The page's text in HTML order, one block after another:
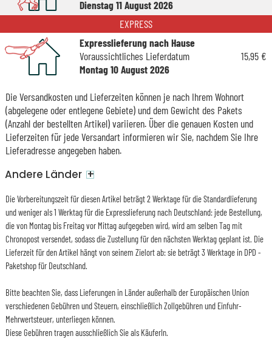
Dienstag 11 August 2026
EXPRESS
Expresslieferung nach Hause
Voraussichtliches Lieferdatum
Montag 10 August 2026
15,95 €
Die Versandkosten und Lieferzeiten können je nach Ihrem Wohnort
(abgelegene oder entlegene Gebiete) und dem Gewicht des Pakets
(Anzahl der bestellten Artikel) variieren. Über die genauen Kosten und
Lieferzeiten für jede Versandart informieren wir Sie, nachdem Sie Ihre
Lieferadresse angegeben haben.
Andere Länder +
Die Vorbereitungszeit für diesen Artikel beträgt 2 Werktage für die Standardlieferung
und weniger als 1 Werktag für die Expresslieferung nach Deutschland: jede Bestellung,
die von Montag bis Freitag vor Mittag aufgegeben wird, wird am selben Tag mit
Chronopost versendet, sodass die Zustellung für den nächsten Werktag geplant ist. Die
Lieferzeit für den Artikel hängt von seinem Zielort ab: sie beträgt 3 Werktage in DPD -
Paketshop für Deutschland.
Bitte beachten Sie, dass Lieferungen in Länder außerhalb der Europäischen Union
verschiedenen Gebühren und Steuern, einschließlich Zollgebühren und Einfuhr-
Mehrwertsteuer, unterliegen können.
Diese Gebühren tragen ausschließlich Sie als KäuferIn.